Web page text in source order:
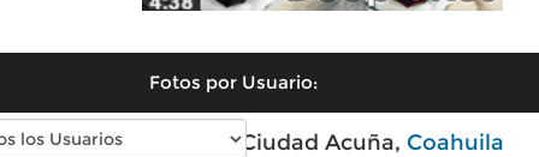
Fotos por Usuario:
Fotos antiguas de Ciudad Acuña, Coahuila